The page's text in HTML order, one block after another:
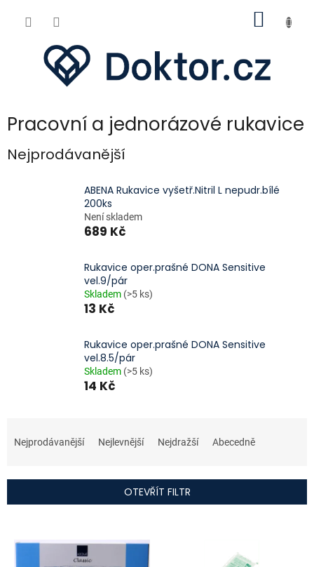
Pracovní a jednorázové rukavice
Nejprodávanější
ABENA Rukavice vyšetř.Nitril L nepudr.bílé
200ks
Není skladem
689 Kč
Rukavice oper.prašné DONA Sensitive
vel.9/pár
Skladem (>5 ks)
13 Kč
Rukavice oper.prašné DONA Sensitive
vel.8.5/pár
Skladem (>5 ks)
14 Kč
a
í
Nejprodávanější Nejlevnější Nejdražší Abecedně
OTEVŘÍT FILTR
p